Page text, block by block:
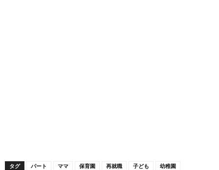
タグ パート ママ 保育園 再就職 子ども
幼稚園